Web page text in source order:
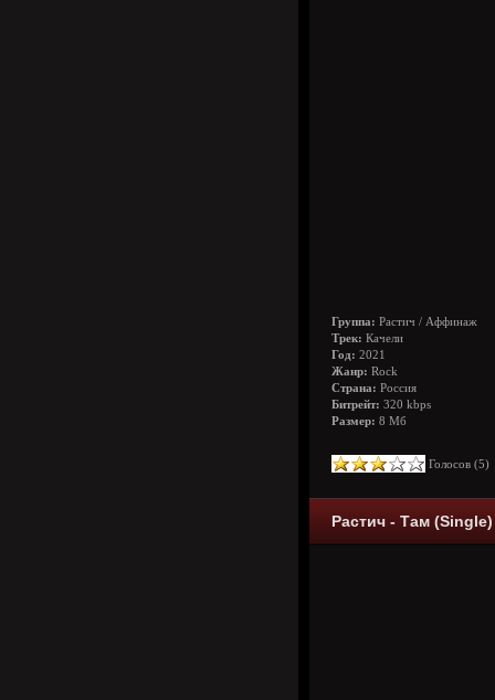
Группа: Растич / Аффинаж
Трек: Качели
Год: 2021
Жанр: Rock
Страна: Россия
Битрейт: 320 kbps
Размер: 8 Мб
Голосов (5
Растич - Там